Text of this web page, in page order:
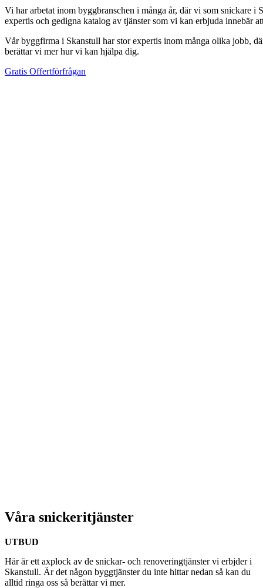
Vi har arbetat inom byggbranschen i många år, där vi som snickare
expertis och gedigna katalog av tjänster som vi kan erbjuda innebär
Vår byggfirma i Skanstull har stor expertis inom många olika jobb,
berättar vi mer hur vi kan hjälpa dig.
Gratis Offertförfrågan
Våra snickeritjänster
UTBUD
Här är ett axplock av de snickar- och renoveringtjänster vi erbjder i
Skanstull. Är det någon byggtjänster du inte hittar nedan så kan du
alltid ringa oss så berättar vi mer.